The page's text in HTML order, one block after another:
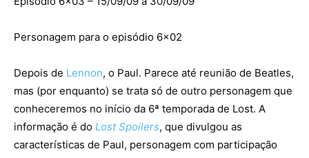
Personagem para o episódio 6×02
Depois de Lennon, o Paul. Parece até reunião de Beatles,
mas (por enquanto) se trata só de outro personagem que
conheceremos no início da 6ª temporada de Lost. A
informação é do Lost Spoilers, que divulgou as
características de Paul, personagem com participação